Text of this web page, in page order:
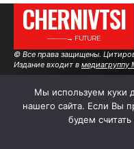
CHERNIVTSI
———→ FUTURE
© Все права защищены.
Издание входит в медиагруппу
Мы используем куки
нашего сайта. Если Вы
будем считать